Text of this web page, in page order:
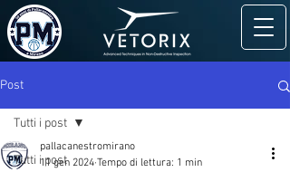
Post
Tutti i post
Tutti i post
pallacanestromirano
11 gen 2024 Tempo di lettura: 1 min